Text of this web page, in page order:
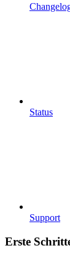
Status
Support
Erste